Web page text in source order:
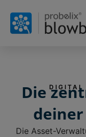
DIGITAL
Die
Die Asset-